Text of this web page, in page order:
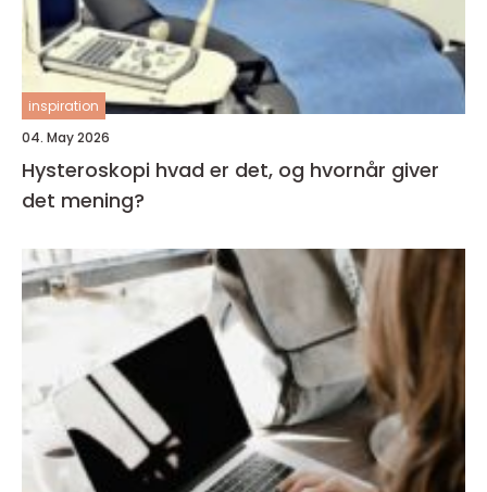
inspiration
04. May 2026
Hysteroskopi hvad er det, og hvornår giver
det mening?